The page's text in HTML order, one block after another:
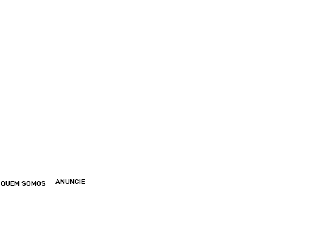
QUEM SOMOS ANUNCIE